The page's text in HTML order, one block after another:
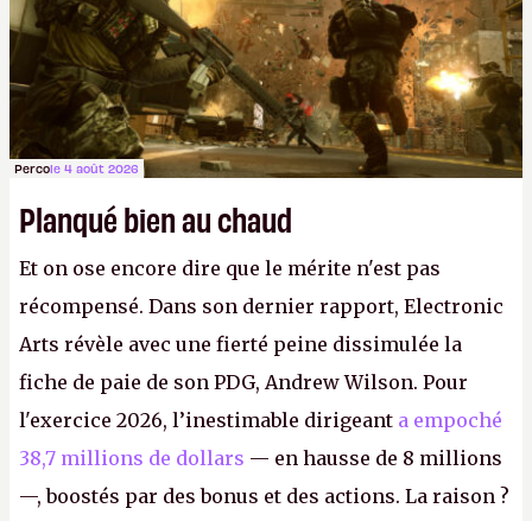
Percole 4 août 2026
Planqué bien au chaud
Et on ose encore dire que le mérite n'est pas
récompensé. Dans son dernier rapport, Electronic
Arts révèle avec une fierté peine dissimulée la
fiche de paie de son PDG, Andrew Wilson. Pour
l'exercice 2026, l’inestimable dirigeant a empoché
38,7 millions de dollars — en hausse de 8 millions
—, boostés par des bonus et des actions. La raison ?